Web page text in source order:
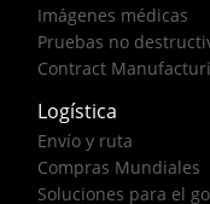
Imágenes médicas
Pruebas no
Contract
Logística
Envío y ruta
Compras Mundiales
Soluciones para el